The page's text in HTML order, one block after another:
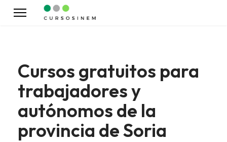
Cursos gratuitos para
trabajadores y
autónomos de la
provincia de Soria